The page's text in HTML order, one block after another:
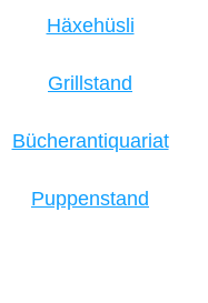
Häxehüsli
Grillstand
Bücherantiquariat
Puppenstand